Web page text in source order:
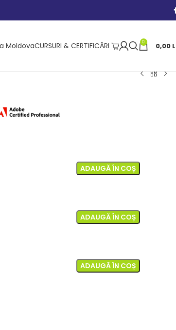
MoldovaCURSURI & CERTIFICĂRI 0 0,00
ADAUGĂ ÎN COȘ
ADAUGĂ ÎN COȘ
ADAUGĂ ÎN COȘ